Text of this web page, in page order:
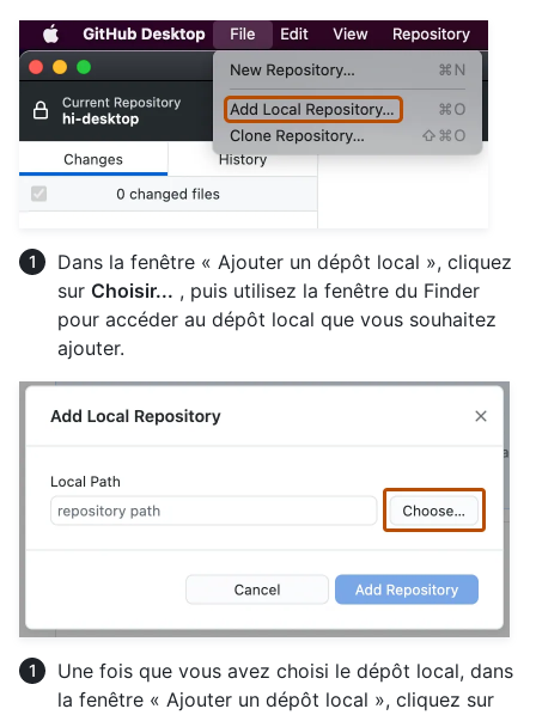
Dans la fenêtre « Ajouter un dépôt local », cliquez
sur Choisir... , puis utilisez la fenêtre du Finder
pour accéder au dépôt local que vous souhaitez
ajouter.
Une fois que vous avez choisi le dépôt local, dans
la fenêtre « Ajouter un dépôt local », cliquez sur